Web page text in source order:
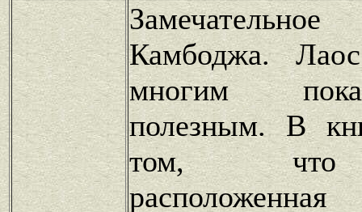
Камбоджа.
многим
полезным. В
том, что